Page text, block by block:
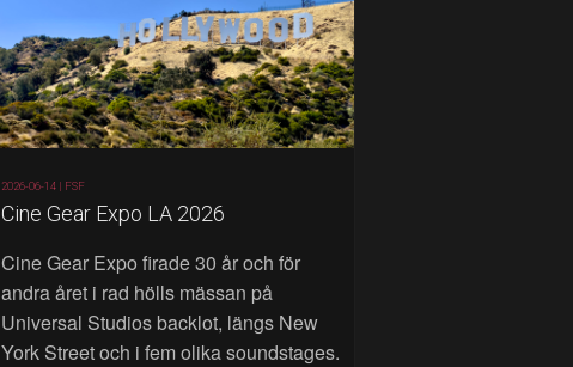
2026-06-14 | FSF
Cine Gear Expo LA 2026
Cine Gear Expo firade 30 år och för
andra året i rad hölls mässan på
Universal Studios backlot, längs New
York Street och i fem olika soundstages.